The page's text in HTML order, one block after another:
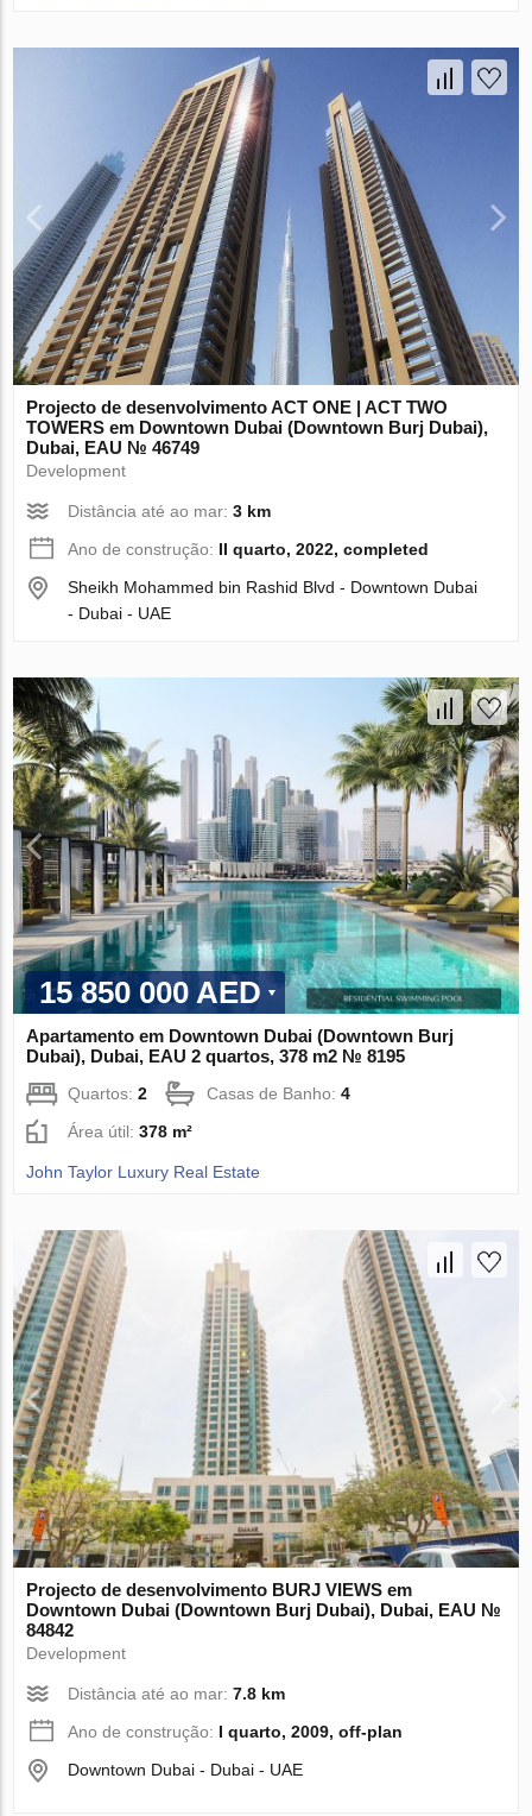
Projecto de desenvolvimento ACT ONE | ACT TWO
TOWERS em Downtown Dubai (Downtown Burj Dubai),
Dubai, EAU № 46749
Development
Distância até ao mar:3 km
Ano de construção: II quarto, 2022, completed
Sheikh Mohammed bin Rashid Blvd - Downtown Dubai
- Dubai - UAE
15 850 000 AED
Apartamento em Downtown Dubai (Downtown Burj
Dubai), Dubai, EAU 2 quartos, 378 m2 № 8195
Quartos:2 Casas de Banho:4
Área útil:378 m²
John Taylor Luxury Real Estate
Projecto de desenvolvimento BURJ VIEWS em
Downtown Dubai (Downtown Burj Dubai), Dubai, EAU №
84842
Development
Distância até ao mar:7.8 km
Ano de construção: I quarto, 2009, off-plan
Downtown Dubai - Dubai - UAE